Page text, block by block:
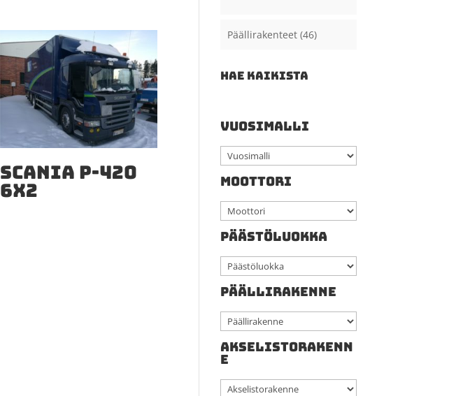
SCANIA P-420
6X2
Päällirakenteet (46)
HAE KAIKISTA
VUOSIMALLI
MOOTTORI
PÄÄSTÖLUOKKA
PÄÄLLIRAKENNE
AKSELISTORAKENN
E